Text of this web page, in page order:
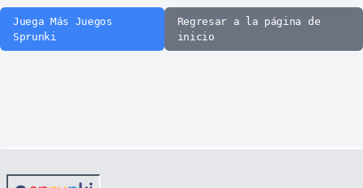
Juega Más Juegos
Sprunki
Regresar a la página de
inicio